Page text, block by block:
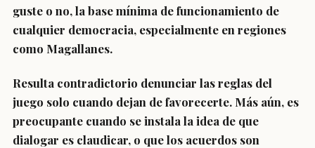
guste o no, la base mínima de funcionamiento de
cualquier democracia, especialmente en regiones
como Magallanes.
Resulta contradictorio denunciar las reglas del
juego solo cuando dejan de favorecerte. Más aún, es
preocupante cuando se instala la idea de que
dialogar es claudicar, o que los acuerdos son